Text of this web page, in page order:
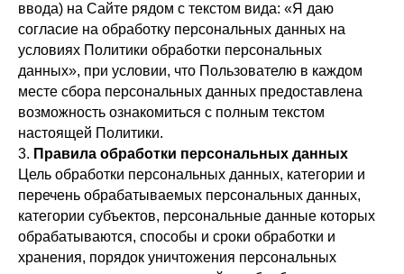
ввода) на Сайте рядом с текстом вида: «Я даю
согласие на обработку персональных данных на
условиях Политики обработки персональных
данных», при условии, что Пользователю в каждом
месте сбора персональных данных предоставлена
возможность ознакомиться с полным текстом
настоящей Политики.
3. Правила обработки персональных данных
Цель обработки персональных данных, категории и
перечень обрабатываемых персональных данных,
категории субъектов, персональные данные которых
обрабатываются, способы и сроки обработки и
хранения, порядок уничтожения персональных